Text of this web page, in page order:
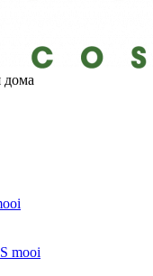
дома
mooi